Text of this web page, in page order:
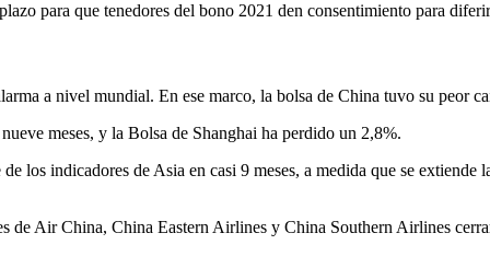
para que tenedores del bono 2021 den consentimiento para
a nivel mundial. En ese marco, la bolsa de China tuvo su peor
meses, y la Bolsa de Shanghai ha perdido un 2,8%.
los indicadores de Asia en casi 9 meses, a medida que se
de Air China, China Eastern Airlines y China Southern Airlines